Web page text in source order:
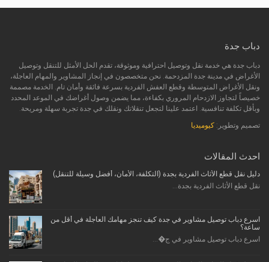
دباب جدة
دباب جدة هي خدمة نقل وتوصيل احترافية وموثوقة، تقدم الحل الأمثل للتنقل وتوصيل
الأغراض في مدينة جدة المزدحمة. نحن متخصصون في إنجاز المشاوير والمهام العاجلة،
ونقل الأغراض المتوسطة وقطع العفش الفردية بسرعة فائقة وأمان تام. الخدمة مصممة
خصيصاً لتجاوز الازدحام المروري بكفاءة، مما يضمن وصول أغراضك في الموعد المحدد
وبأقل تكلفة تنافسية. اعتمد علينا لتجعل تنقلاتك ونقلك في جدة تجربة سهلة ومريحة.
تصميم وتطوير: كيوميديا
احدث المقالات
دليل نقل قطع الأثاث الفردية بجدة (التكلفة، الأمان، أفضل وسيلة للتنقل)
نقل قطع الأثاث الفردية بجدة...
اسرع دباب توصيل مشاوير في جدة كيف تنجز مهامك العاجلة في أقل من
ساعة؟
اسرع دباب توصيل مشاوير في ج�...